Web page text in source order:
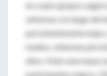
en cuatro grupos según
síntomas a lo largo del
persistentemente
medios, síntomas
altos. Hubo una mayor